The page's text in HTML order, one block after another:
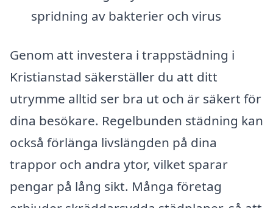
spridning av bakterier och virus
Genom att investera i trappstädning i
Kristianstad säkerställer du att ditt
utrymme alltid ser bra ut och är säkert för
dina besökare. Regelbunden städning kan
också förlänga livslängden på dina
trappor och andra ytor, vilket sparar
pengar på lång sikt. Många företag